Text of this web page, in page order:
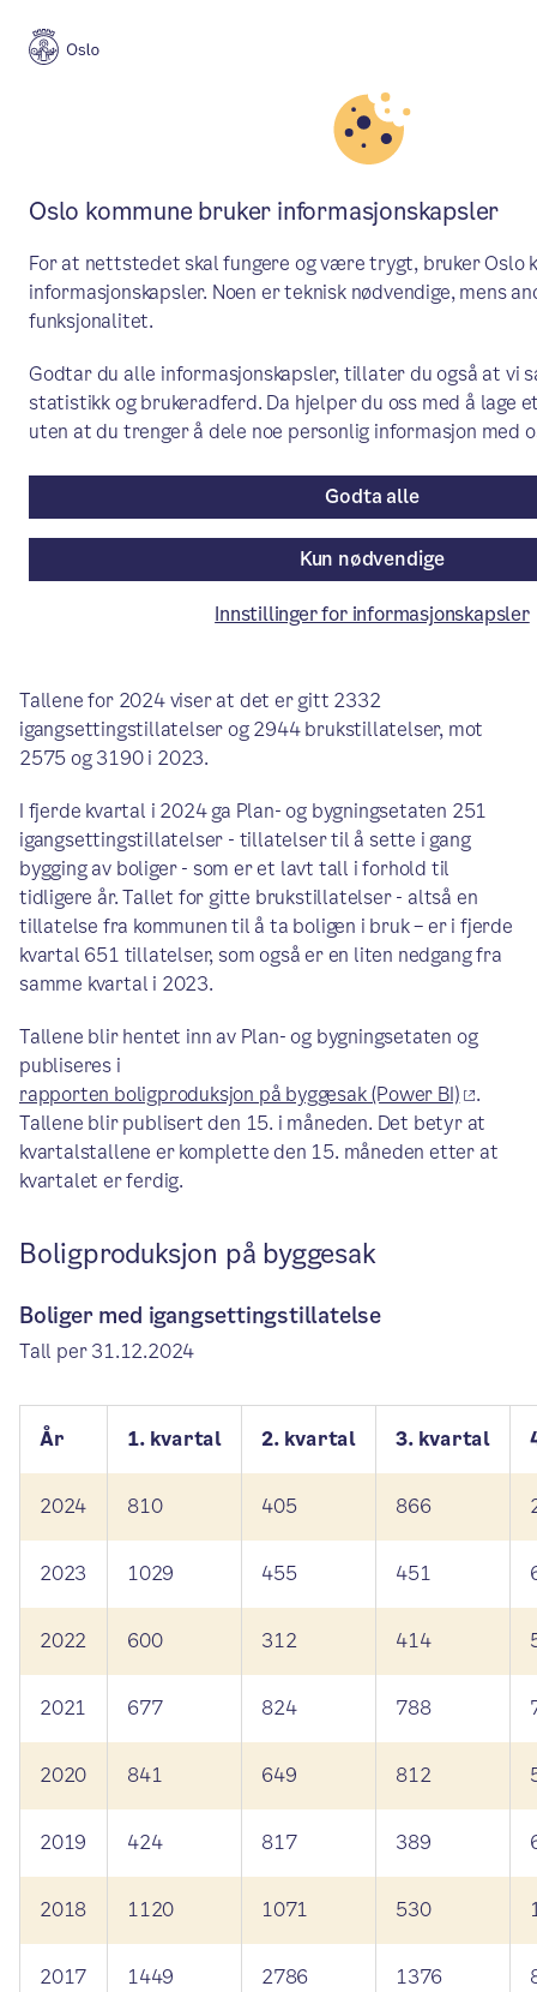
Igangsettings- og
brukstillatelser i 2024
Vi ser en nedgang i antall gitte
igangsettings- og brukstillatelser i 2024
sammenlignet med tallene fra 2023.
/ Publisert: 24.01.2025
Av Plan- og bygningsetaten
Artikkelen er mer enn ett år gammel.
Tallene for 2024 viser at det er gitt 2332
igangsettingstillatelser og 2944 brukstillatelser, mot
2575 og 3190 i 2023.
I fjerde kvartal i 2024 ga Plan- og bygningsetaten 251
igangsettingstillatelser - tillatelser til å sette i gang
bygging av boliger - som er et lavt tall i forhold til
tidligere år. Tallet for gitte brukstillatelser - altså en
tillatelse fra kommunen til å ta boligen i bruk – er i fjerde
kvartal 651 tillatelser, som også er en liten nedgang fra
samme kvartal i 2023.
Tallene blir hentet inn av Plan- og bygningsetaten og
publiseres i
rapporten boligproduksjon på byggesak (Power BI)
.
Tallene blir publisert den 15. i måneden. Det betyr at
kvartalstallene er komplette den 15. måneden etter at
kvartalet er ferdig.
Boligproduksjon på byggesak
Boliger med igangsettingstillatelse
Tall per 31.12.2024
År 1. kvartal 2. kvartal 3. kvartal
2024 810 405 866
2023 1029 455 451
2022 600 312 414
2021 677 824 788
2020 841 649 812
2019 424 817 389
2018 1120 1071 530
2017 1449 2786 1376
Oslo kommune bruker informasjonskapsler
For at nettstedet skal fungere og være trygt, bruker Oslo
informasjonskapsler. Noen er teknisk nødvendige, mens
funksjonalitet.
Godtar du alle informasjonskapsler, tillater du også at vi
statistikk og brukeradferd. Da hjelper du oss med å lage
uten at du trenger å dele noe personlig informasjon med
Kun nødvendige
Godta alle
Innstillinger for informasjonskapsler